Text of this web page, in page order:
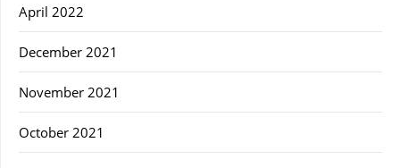
April 2022
December 2021
November 2021
October 2021